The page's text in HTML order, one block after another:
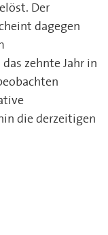
Der
dagegen
zehnte Jahr in
die derzeitigen